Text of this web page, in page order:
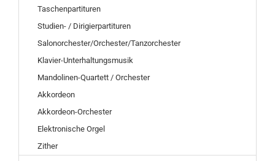
Taschenpartituren
Studien- / Dirigierpartituren
Salonorchester/Orchester/Tanzorchester
Klavier-Unterhaltungsmusik
Mandolinen-Quartett / Orchester
Akkordeon
Akkordeon-Orchester
Elektronische Orgel
Zither